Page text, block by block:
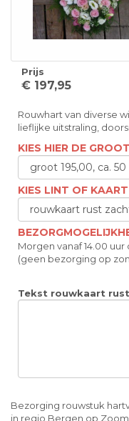
Prijs
€ 197,95
Rouwhart van diverse
lieflijke uitstraling,
KIES HIER DE
KIES LINT OF KAART
Morgen vanaf 14.00
(geen bezorging op
Tekst rouwkaart
Bezorging rouwstuk
in regio Bergen op